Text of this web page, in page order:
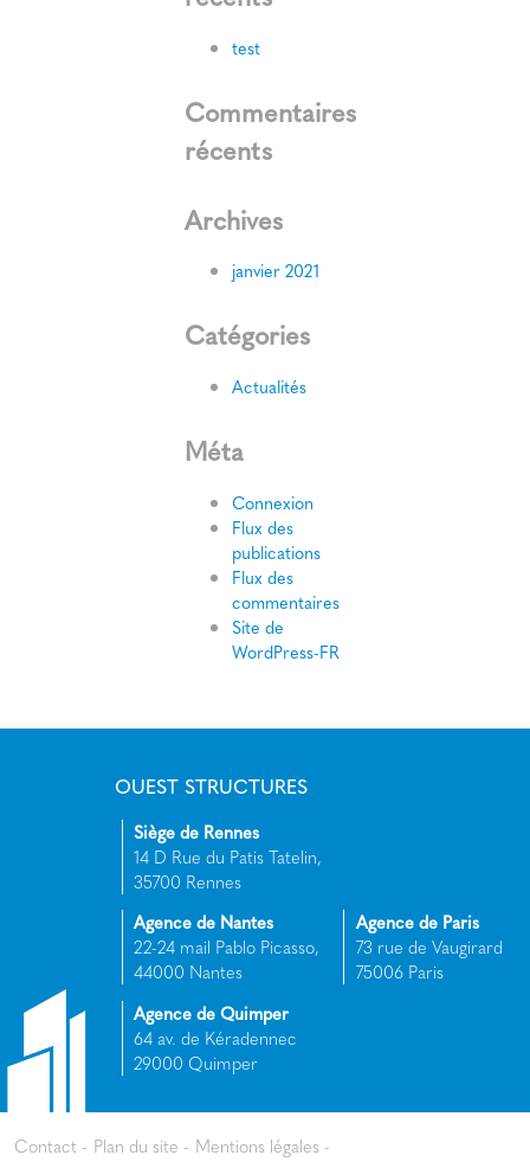
test
Commentaires
récents
Archives
janvier 2021
Catégories
Actualités
Méta
Connexion
Flux des
publications
Flux des
commentaires
Site de
WordPress-FR
OUEST STRUCTURES
Siège de Rennes
14 D Rue du Patis Tatelin,
35700 Rennes
Agence de Nantes
22-24 mail Pablo Picasso,
44000 Nantes
Agence de Paris
73 rue de Vaugirard
75006 Paris
Agence de Quimper
64 av. de Kéradennec
29000 Quimper
Contact Plan du site Mentions légales